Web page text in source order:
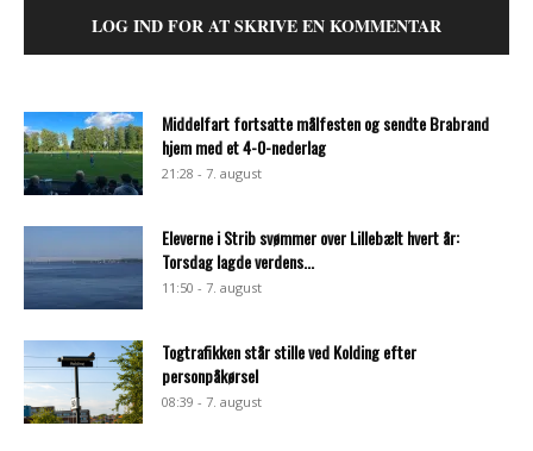
LOG IND FOR AT SKRIVE EN KOMMENTAR
Middelfart fortsatte målfesten og sendte Brabrand
hjem med et 4-0-nederlag
21:28 - 7. august
Eleverne i Strib svømmer over Lillebælt hvert år:
Torsdag lagde verdens...
11:50 - 7. august
Togtrafikken står stille ved Kolding efter
personpåkørsel
08:39 - 7. august